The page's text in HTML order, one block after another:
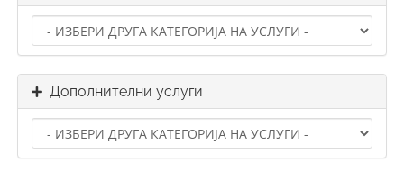
Дополнителни услуги